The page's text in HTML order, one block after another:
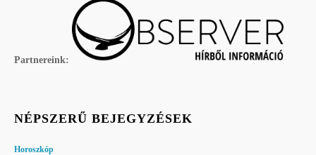
Partnereink:
NÉPSZERŰ BEJEGYZÉSEK
Horoszkóp